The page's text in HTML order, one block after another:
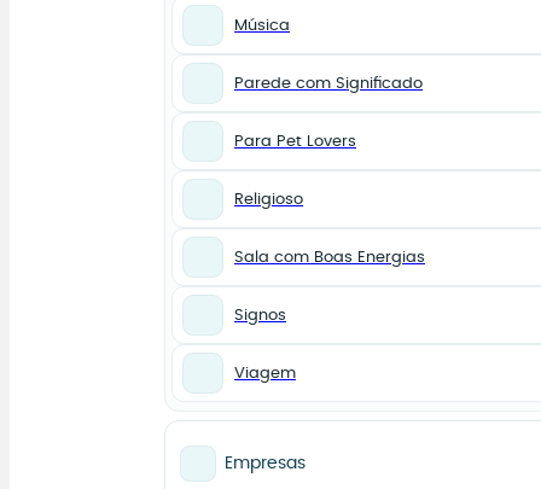
Música
Parede com Significado
Para Pet Lovers
Religioso
Sala com Boas Energias
Signos
Viagem
Empresas